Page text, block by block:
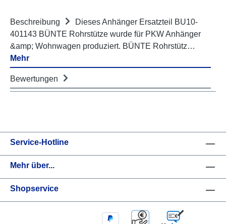
Beschreibung
Dieses Anhänger Ersatzteil BU10-
401143 BÜNTE Rohrstütze wurde für PKW Anhänger
&amp; Wohnwagen produziert. BÜNTE Rohrstütz…
Mehr
Bewertungen
Service-Hotline
Mehr über...
Shopservice